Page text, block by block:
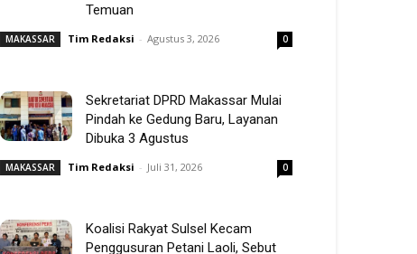
Temuan
MAKASSAR Tim Redaksi - Agustus 3, 2026 0
Sekretariat DPRD Makassar Mulai
Pindah ke Gedung Baru, Layanan
Dibuka 3 Agustus
MAKASSAR Tim Redaksi - Juli 31, 2026 0
Koalisi Rakyat Sulsel Kecam
Penggusuran Petani Laoli, Sebut